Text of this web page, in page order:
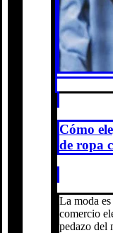
Cómo
de ropa
La moda
comercio
pedazo del